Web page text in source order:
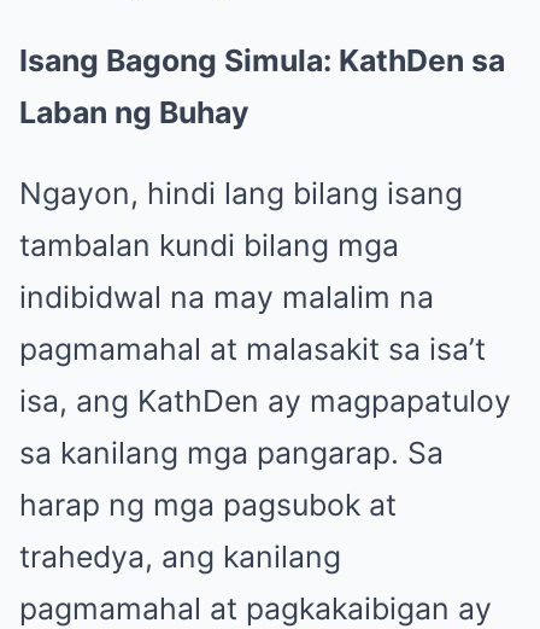
Isang Bagong Simula: KathDen sa
Laban ng Buhay
Ngayon, hindi lang bilang isang
tambalan kundi bilang mga
indibidwal na may malalim na
pagmamahal at malasakit sa isa’t
isa, ang KathDen ay magpapatuloy
sa kanilang mga pangarap. Sa
harap ng mga pagsubok at
trahedya, ang kanilang
pagmamahal at pagkakaibigan ay